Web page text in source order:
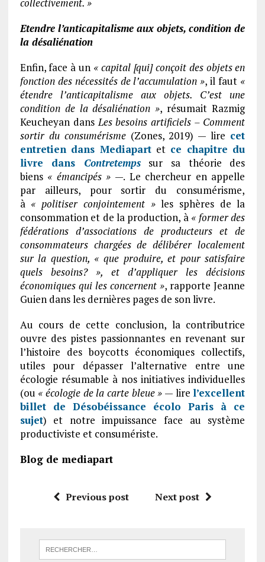
Etendre l’anticapitalisme aux objets, condition de
la désaliénation
Enfin, face à un « capital [qui] conçoit des objets en
fonction des nécessités de l’accumulation », il faut «
étendre l’anticapitalisme aux objets. C’est une
condition de la désaliénation », résumait Razmig
Keucheyan dansLes besoins artificiels – Comment
sortir du consumérisme (Zones, 2019) — lire cet
entretien dans Mediapart et ce chapitre du
livre dans Contretempssur sa théorie des
biens« émancipés » —. Le chercheur en appelle
par ailleurs, pour sortir du consumérisme,
à « politiser conjointement »les sphères de la
consommation et de la production, à « former des
fédérations d’associations de producteurs et de
consommateurs chargées de délibérer localement
sur la question, « que produire, et pour satisfaire
quels besoins? », et d’appliquer les décisions
économiques qui les concernent », rapporte Jeanne
Guien dans les dernières pages de son livre.
Au cours de cette conclusion, la contributrice
ouvre des pistes passionnantes en revenant sur
l’histoire des boycotts économiques collectifs,
utiles pour dépasser l’alternative entre une
écologie résumable à nos initiatives individuelles
(ou « écologie de la carte bleue » — lirel’excellent
billet de Désobéissance écolo Paris à ce
sujet) et notre impuissance face au système
productiviste et consumériste.
Blog de mediapart
Previous post Next post